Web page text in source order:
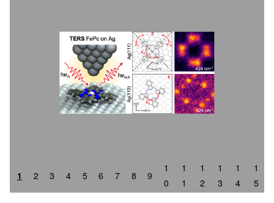
1 2 3 4 5 6 7 8 9
1
0
1
1
1
2
1
3
1
4
1
5